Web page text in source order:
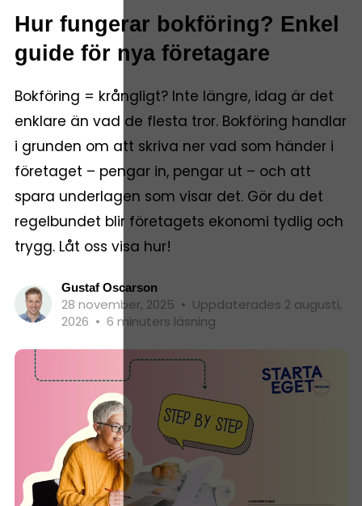
Hur fungerar bokföring? Enkel
guide för nya företagare
Bokföring = krångligt? Inte längre, idag är det
enklare än vad de flesta tror. Bokföring handlar
i grunden om att skriva ner vad som händer i
företaget – pengar in, pengar ut – och att
spara underlagen som visar det. Gör du det
regelbundet blir företagets ekonomi tydlig och
trygg. Låt oss visa hur!
Gustaf Oscarson
28 november, 2025 • Uppdaterades 2 augusti,
2026 • 6 minuters läsning